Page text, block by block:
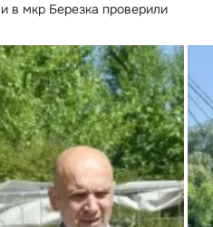
в мкр Березка проверили